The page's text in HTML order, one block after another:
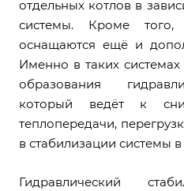
отдельных котлов в
системы. Кроме того,
оснащаются ещё и
Именно в таких системах
образования
который ведёт к
теплопередачи,
в стабилизации системы
Гидравлический